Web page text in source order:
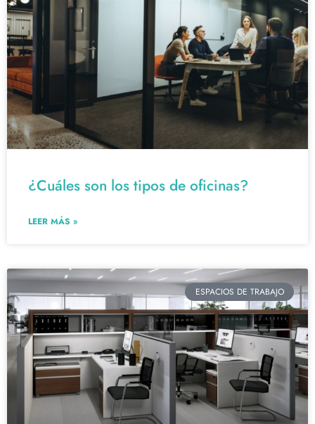
¿Cuáles son los tipos de oficinas?
LEER MÁS »
ESPACIOS DE TRABAJO